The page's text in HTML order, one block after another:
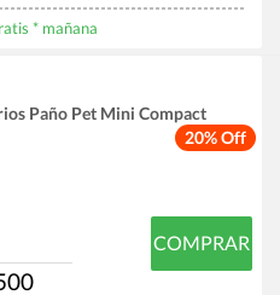
* mañana
20% Off
Paño Pet Mini Compact
COMPRAR